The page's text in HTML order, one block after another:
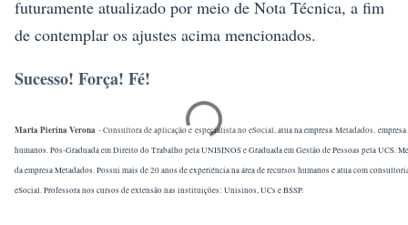
futuramente atualizado por meio de Nota Técnica, a fim
de contemplar os ajustes acima mencionados.
Sucesso! Força! Fé!
Marta Pierina Verona - Consultora de aplicação e especialista no eSocial, atua na empresa Metadados,
humanos. Pós-Graduada em Direito do Trabalho pela UNISINOS e Graduada em Gestão de Pessoas pela UCS.
da empresa Metadados. Possui mais de 20 anos de experiência na área de recursos humanos e atua com
eSocial. Professora nos cursos de extensão nas instituições: Unisinos, UCs e BSSP.